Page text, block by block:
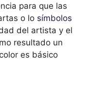
para que las
o lo símbolos
del artista y el
resultado un
es básico